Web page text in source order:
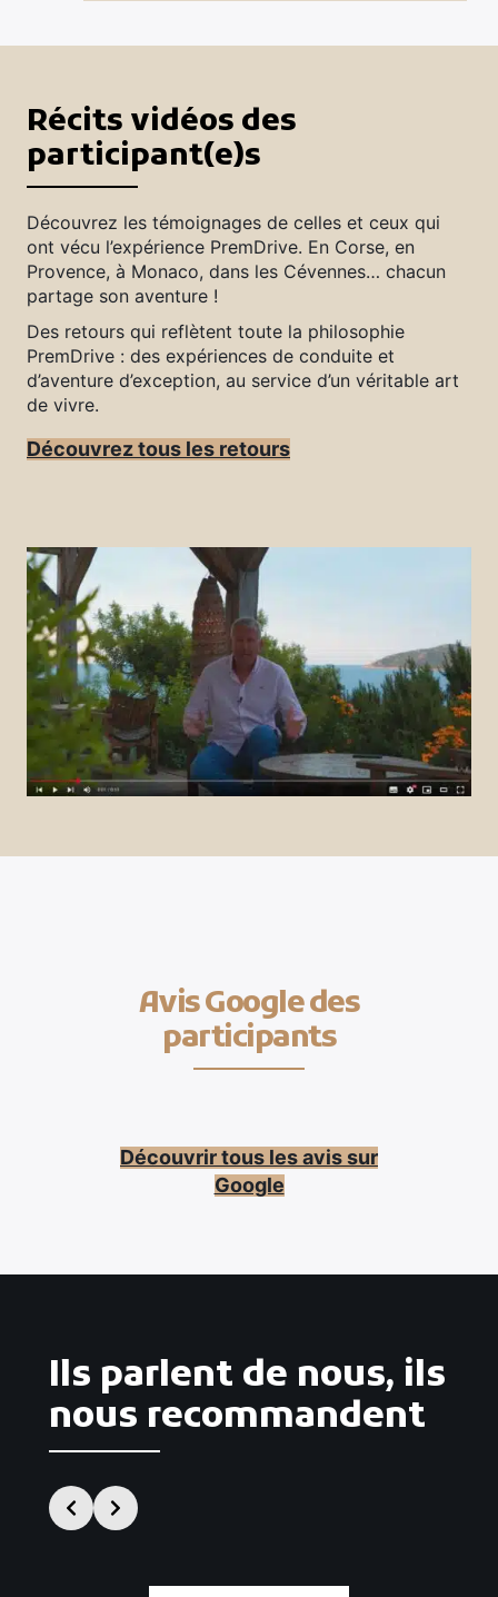
Récits vidéos des
participant(e)s
Découvrez les témoignages de celles et ceux qui
ont vécu l’expérience PremDrive. En Corse, en
Provence, à Monaco, dans les Cévennes… chacun
partage son aventure !
Des retours qui reflètent toute la philosophie
PremDrive : des expériences de conduite et
d’aventure d’exception, au service d’un véritable art
de vivre.
Découvrez tous les retours
Avis Google des
participants
Découvrir tous les avis sur
Google
Ils parlent de nous, ils
nous recommandent